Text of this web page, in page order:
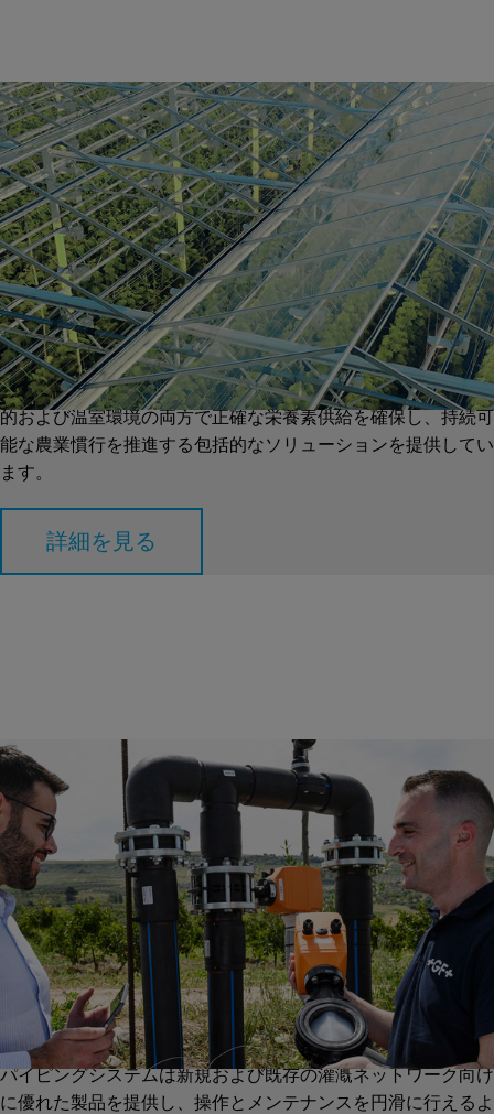
施肥/ハウス
施肥は、灌漑水に特定の栄養素を取り入れて作物の品質と収量
を向上させるための技術です。この高度な技術は水の浪費と土
壌汚染を最小限に抑えます。GFパイピングシステムは、開放
的および温室環境の両方で正確な栄養素供給を確保し、持続可
能な農業慣行を推進する包括的なソリューションを提供してい
ます。
詳細を見る
景観灌漑/灌漑
灌漑には排水、土壌再生および浸食制御が含まれています。こ
れらを怠ると農業生産性が低下することがあります。技術的お
よび非技術的な分野を効率的に統合する必要があります。GF
パイピングシステムは新規および既存の灌漑ネットワーク向け
に優れた製品を提供し、操作とメンテナンスを円滑に行えるよ